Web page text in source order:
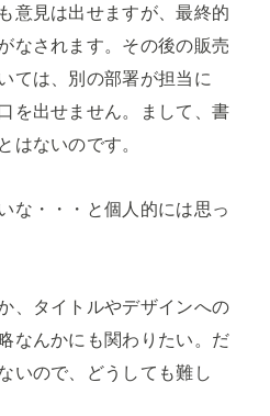
意見は出せますが、最終的
なされます。その後の販売
ては、別の部署が担当に
を出せません。まして、書
はないのです。
な・・・と個人的には思っ
、タイトルやデザインへの
なんかにも関わりたい。だ
いので、どうしても難し